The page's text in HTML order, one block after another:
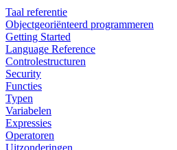
Taal referentie
Objectgeoriënteerd programmeren
Getting Started
Language Reference
Controlestructuren
Security
Functies
Typen
Variabelen
Expressies
Operatoren